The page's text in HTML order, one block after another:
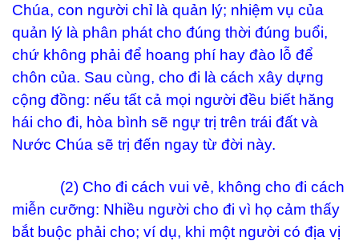
Chúa, con người chỉ là quản lý; nhiệm vụ của
quản lý là phân phát cho đúng thời đúng buổi,
chứ không phải để hoang phí hay đào lỗ để
chôn của. Sau cùng, cho đi là cách xây dựng
cộng đồng: nếu tất cả mọi người đều biết hăng
hái cho đi, hòa bình sẽ ngự trị trên trái đất và
Nước Chúa sẽ trị đến ngay từ đời này.
(2) Cho đi cách vui vẻ, không cho đi cách
miễn cưỡng: Nhiều người cho đi vì họ cảm thấy
bắt buộc phải cho; ví dụ, khi một người có địa vị